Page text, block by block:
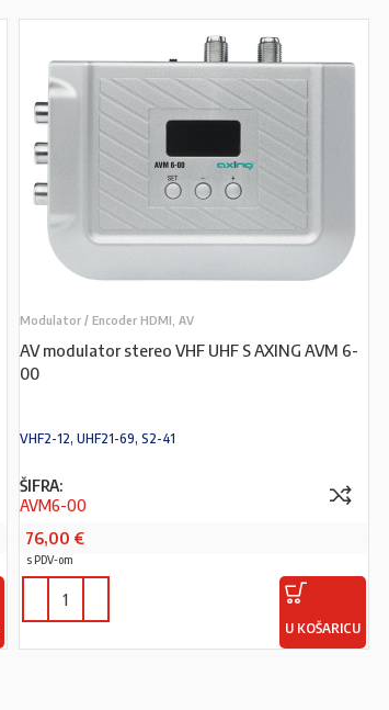
Modulator / Encoder HDMI, AV
AV modulator stereo VHF UHF S AXING AVM 6-
00
VHF2-12, UHF21-69, S2-41
ŠIFRA:
AVM6-00
76,00 €
s PDV-om
U KOŠARICU